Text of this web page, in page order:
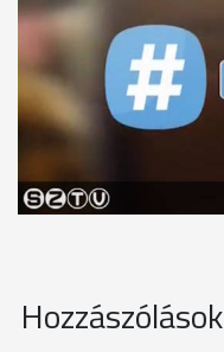
Hozzászólások